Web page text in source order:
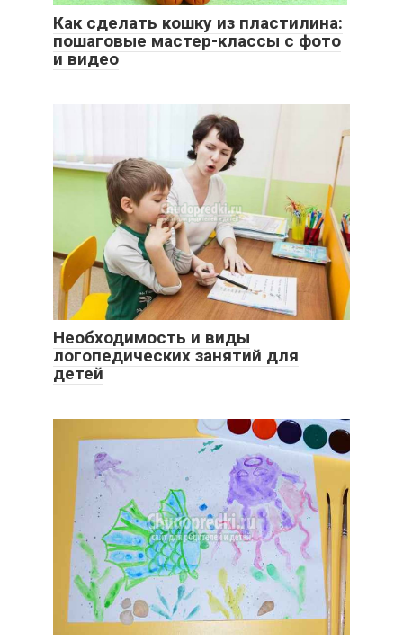
Как сделать кошку из пластилина:
пошаговые мастер-классы с фото
и видео
Необходимость и виды
логопедических занятий для
детей